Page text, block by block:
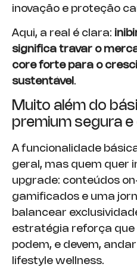
inovação e proteção
Aqui, a real é clara:
significa travar o
core forte para o
sustentável .
Muito além do
premium segura
A funcionalidade
geral, mas quem quer
upgrade: conteúdos
gamificados e uma
balancear
estratégia reforça que
podem, e devem,
lifestyle wellness.